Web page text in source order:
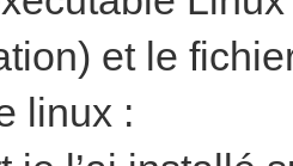
et le
linux :